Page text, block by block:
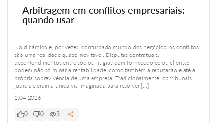
Arbitragem em conflitos empresariais:
quando usar
No dinâmico e, por vezes, conturbado mundo dos negócios, os conflitos
são uma realidade quase inevitável. Disputas contratuais,
desentendimentos entre sócios, litígios com fornecedores ou clientes
podem não só minar a rentabilidade, como também a reputação e até a
própria sobrevivência de uma empresa. Tradicionalmente, os tribunais
judiciais eram a única via imaginada para resolver […]
1.04.2026
0 0 3